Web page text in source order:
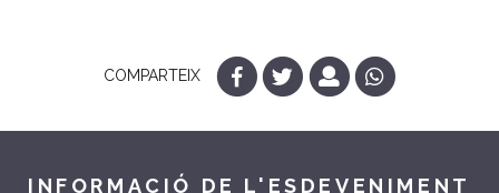
COMPARTEIX
INFORMACIÓ DE L'ESDEVENIMENT